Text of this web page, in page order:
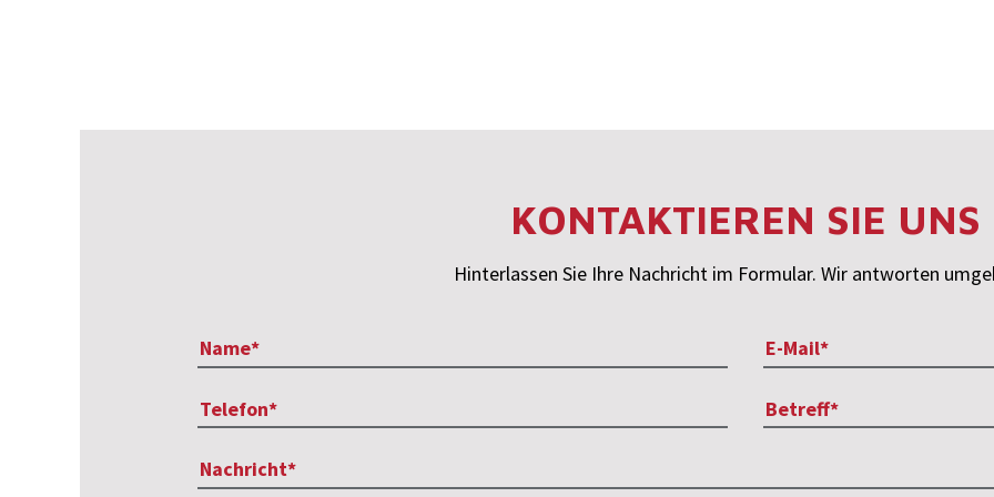
KONTAKTIEREN SIE UNS
Hinterlassen Sie Ihre Nachricht im Formular. Wir antworten